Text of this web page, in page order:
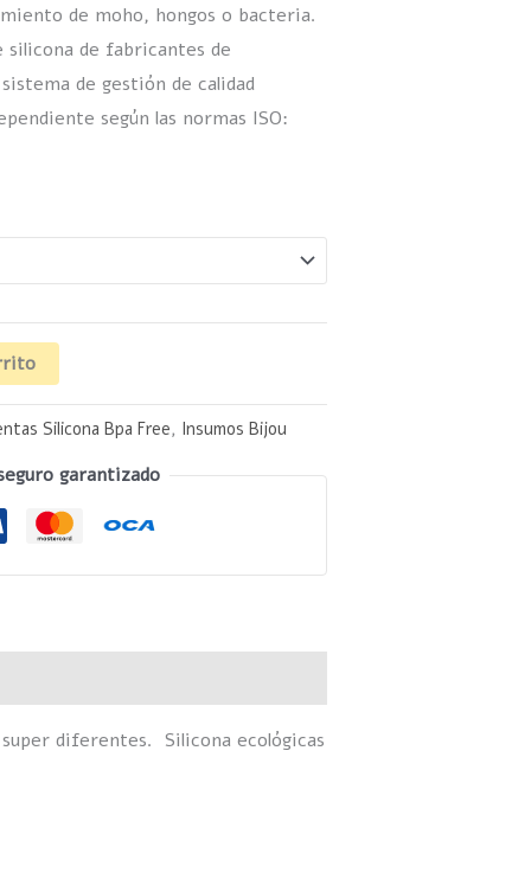
de moho, hongos o bacteria.
silicona de fabricantes de
de gestión de calidad
según las normas ISO:
Silicona Bpa Free, Insumos Bijou
garantizado
diferentes. Silicona ecológicas